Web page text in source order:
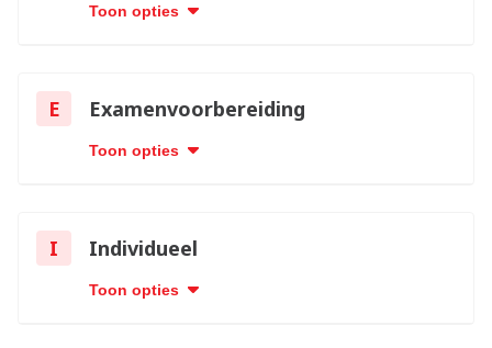
Toon opties
E Examenvoorbereiding
Toon opties
I Individueel
Toon opties